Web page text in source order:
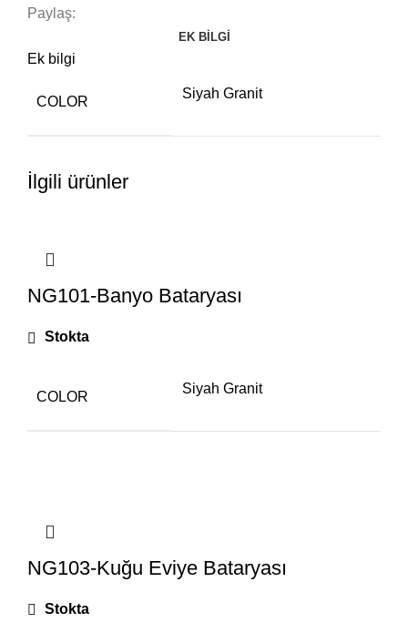
Paylaş:
EK BILGI
Ek bilgi
COLOR
Siyah Granit
İlgili ürünler
NG101-Banyo Bataryası
Stokta
COLOR
Siyah Granit
NG103-Kuğu Eviye Bataryası
Stokta